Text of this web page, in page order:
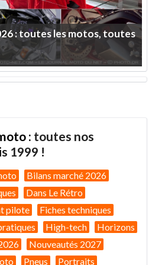
:touteslesmotos,toutes
: toutes nos
1999 !
Bilans marché 2026
Dans Le Rétro
pilote
Fiches techniques
High-tech
Horizons
Nouveautés 2027
Pneus Portraits